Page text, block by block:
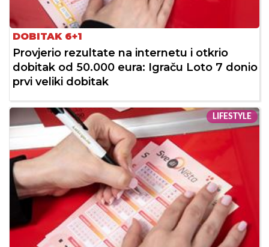
DOBITAK 6+1
Provjerio rezultate na internetu i otkrio
dobitak od 50.000 eura: Igraču Loto 7 donio
prvi veliki dobitak
LIFESTYLE